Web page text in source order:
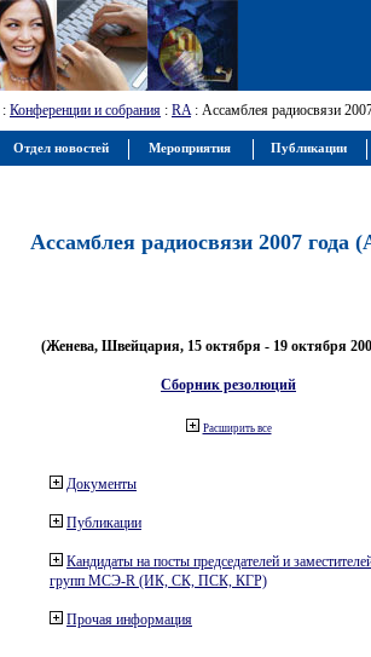
: Конференции и собрания : RA: Ассамблея радиосвязи
Ассамблея радиосвязи 2007 года
(Женева, Швейцария, 15 октября - 19 октября
Сборник резолюций
Расширить все
Документы
Публикации
Кандидаты на посты председателей и
групп МСЭ-R (ИК, СК, ПСК, КГР)
Прочая информация
Отдел новостей Мероприятия Публикации